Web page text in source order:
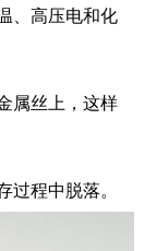
、高压电和化
属丝上，这样
程中脱落。